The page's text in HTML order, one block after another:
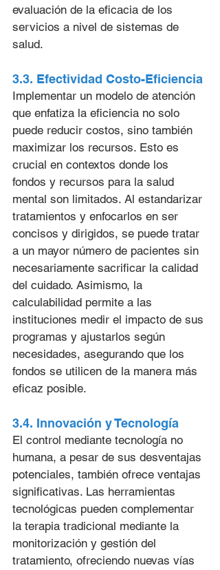
evaluación de la eficacia de los
servicios a nivel de sistemas de
salud.
3.3. Efectividad Costo-Eficiencia
Implementar un modelo de atención
que enfatiza la eficiencia no solo
puede reducir costos, sino también
maximizar los recursos. Esto es
crucial en contextos donde los
fondos y recursos para la salud
mental son limitados. Al estandarizar
tratamientos y enfocarlos en ser
concisos y dirigidos, se puede tratar
a un mayor número de pacientes sin
necesariamente sacrificar la calidad
del cuidado. Asimismo, la
calculabilidad permite a las
instituciones medir el impacto de sus
programas y ajustarlos según
necesidades, asegurando que los
fondos se utilicen de la manera más
eficaz posible.
3.4. Innovación y Tecnología
El control mediante tecnología no
humana, a pesar de sus desventajas
potenciales, también ofrece ventajas
significativas. Las herramientas
tecnológicas pueden complementar
la terapia tradicional mediante la
monitorización y gestión del
tratamiento, ofreciendo nuevas vías